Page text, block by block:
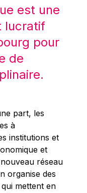
est une
lucratif
pour
de
part, les
à
institutions et
et
réseau
organise des
mettent en